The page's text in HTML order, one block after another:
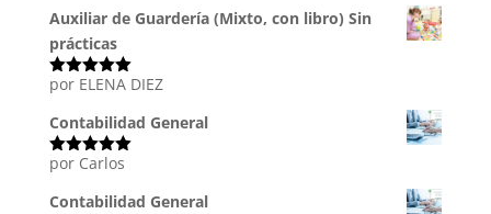
Auxiliar de Guardería (Mixto, con libro) Sin
prácticas
Valorado
por ELENA DIEZ
Contabilidad General
Valorado
por Carlos
Contabilidad General